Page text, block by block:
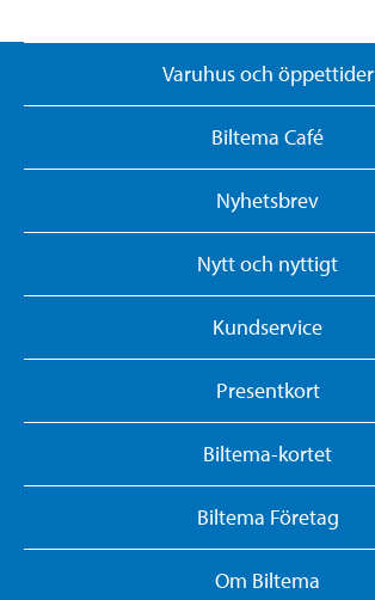
Varuhus och öppettider
Biltema Café
Nyhetsbrev
Nytt och nyttigt
Kundservice
Presentkort
Biltema-kortet
Biltema Företag
Om Biltema